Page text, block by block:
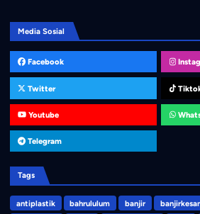
Media Sosial
Facebook
Twitter
Youtube
Telegram
Tags
antiplastik bahrululum banjir